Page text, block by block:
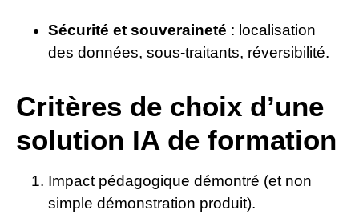
Sécurité et souveraineté : localisation
des données, sous-traitants, réversibilité.
Critères de choix d’une
solution IA de formation
Impact pédagogique démontré (et non
simple démonstration produit).